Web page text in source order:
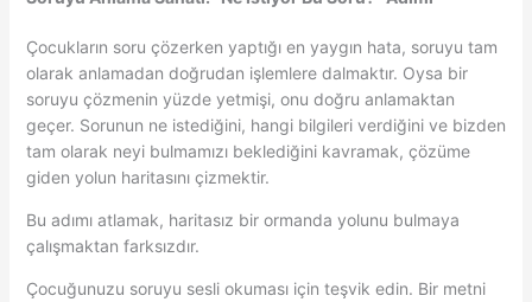
Çocukların soru çözerken yaptığı en yaygın hata, soruyu tam
olarak anlamadan doğrudan işlemlere dalmaktır. Oysa bir
soruyu çözmenin yüzde yetmişi, onu doğru anlamaktan
geçer. Sorunun ne istediğini, hangi bilgileri verdiğini ve bizden
tam olarak neyi bulmamızı beklediğini kavramak, çözüme
giden yolun haritasını çizmektir.
Bu adımı atlamak, haritasız bir ormanda yolunu bulmaya
çalışmaktan farksızdır.
Çocuğunuzu soruyu sesli okuması için teşvik edin. Bir metni